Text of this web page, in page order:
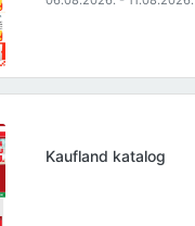
Kaufland katalog